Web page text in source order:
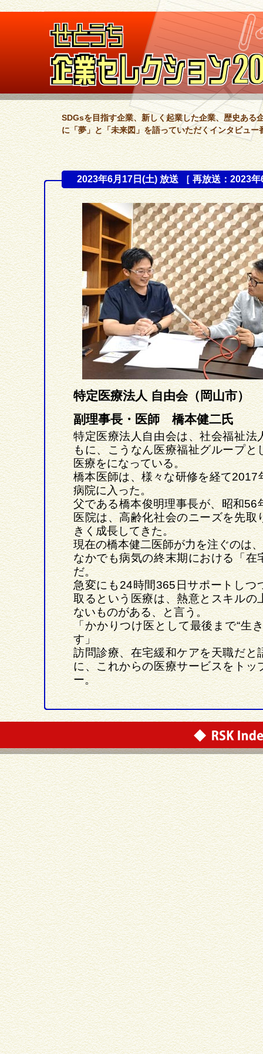
SDGsを目指す企業、新しく起業した企業、歴史ある
に「夢」と「未来図」を語っていただくインタビュ
2023年6月17日(土) 放送 ［ 再放送：2023
特定医療法人 自由会（岡山市）
副理事長・医師 橋本健二氏
特定医療法人自由会は、社会福祉法
もに、こうなん医療福祉グループと
医療をになっている。
橋本医師は、様々な研修を経て2017
病院に入った。
父である橋本俊明理事長が、昭和56
医院は、高齢化社会のニーズを先取
きく成長してきた。
現在の橋本健二医師が力を注ぐのは
なかでも病気の終末期における「在
だ。
急変にも24時間365日サポートしつ
取るという医療は、熱意とスキルの
ないものがある、と言う。
「かかりつけ医として最後まで“生
す」
訪問診療、在宅緩和ケアを天職だと
に、これからの医療サービスをトッ
ー。